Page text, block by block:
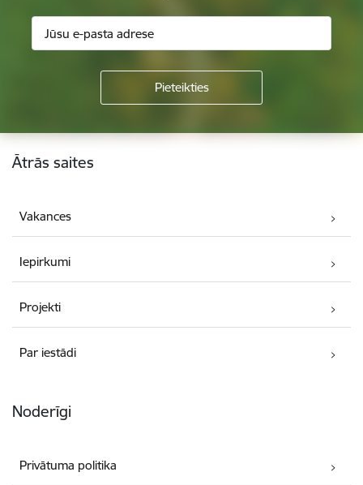
Kājene
Ātrās saites
Vakances
Iepirkumi
Projekti
Par iestādi
Noderīgi
Privātuma politika